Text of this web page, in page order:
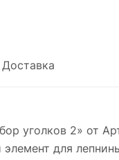
Доставка
уголков 2» от
для